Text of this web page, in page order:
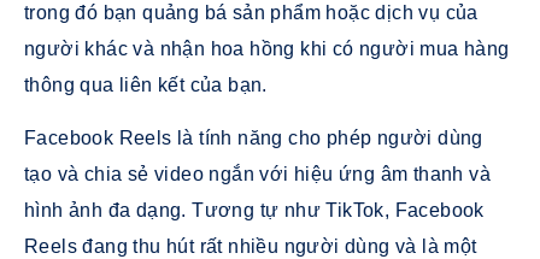
trong đó bạn quảng bá sản phẩm hoặc dịch vụ của
người khác và nhận hoa hồng khi có người mua hàng
thông qua liên kết của bạn.
Facebook Reels là tính năng cho phép người dùng
tạo và chia sẻ video ngắn với hiệu ứng âm thanh và
hình ảnh đa dạng. Tương tự như TikTok, Facebook
Reels đang thu hút rất nhiều người dùng và là một